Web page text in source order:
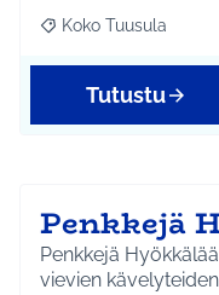
Rajaa tulokset
Koko Tuusula
Tutustu
Penkkejä
Penkkejä
vievien